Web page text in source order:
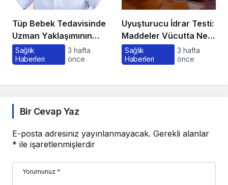
Tüp Bebek Tedavisinde
Uzman Yaklaşımının
Önemi ve Bilinmesi
Gerekenler
Sağlık
Haberleri
3 hafta
önce
Uyuşturucu İdrar Testi:
Maddeler Vücutta Ne
Kadar Kalır, Süreç
Nasıl İşler?
Sağlık
Haberleri
3 hafta
önce
Bir Cevap Yaz
E-posta adresiniz yayınlanmayacak. Gerekli alanlar
* ile işaretlenmişlerdir
Yorumunuz *